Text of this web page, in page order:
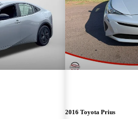
2016 Toyota Prius